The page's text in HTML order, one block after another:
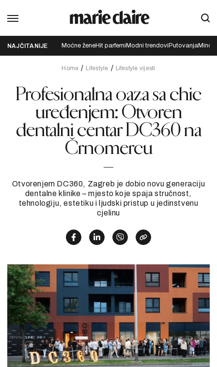
NAJČITANIJE Moćne ženeHit parfemi Modni trendovi Putovanja
Home Lifestyle Lifestyle vijesti
Profesionalna oaza sa chic
uređenjem: Otvoren
dentalni centar DC360 na
Črnomercu
Otvorenjem DC360, Zagreb je dobio novu generaciju
dentalne klinike – mjesto koje spaja stručnost,
tehnologiju, estetiku i ljudski pristup u jedinstvenu
cjelinu